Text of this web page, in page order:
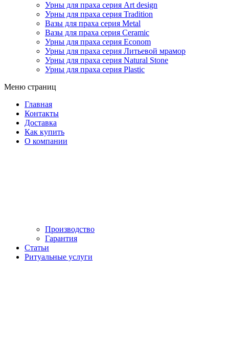
Урны для праха серия Art design
Урны для праха серия Tradition
Вазы для праха серия Metal
Вазы для праха серия Ceramic
Урны для праха серия Econom
Урны для праха серия Литьевой мрамор
Урны для праха серия Natural Stone
Урны для праха серия Plastic
Меню страниц
Главная
Контакты
Доставка
Как купить
О компании
Производство
Гарантия
Статьи
Ритуальные услуги